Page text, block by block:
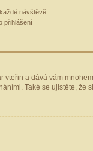
návštěvě
přihlášení
a dává vám
Také se ujistěte, že